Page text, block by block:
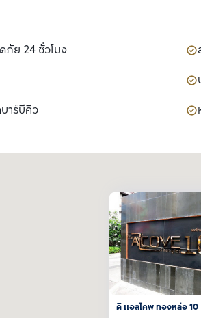
ภัย 24 ชั่วโมง
าร์บีคิว
ดิ แอลโคพ ทองหล่อ 10